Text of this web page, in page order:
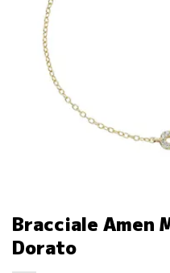
Bracciale Amen
Dorato